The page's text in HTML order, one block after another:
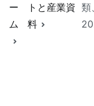
ー
ム
トと産業資
料
類